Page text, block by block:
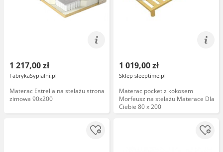
1 217,00 zł
FabrykaSypialni.pl
Materac Estrella na stelażu strona
zimowa 90x200
1 019,00 zł
Sklep sleeptime.pl
Materac pocket z kokosem
Morfeusz na stelażu Materace Dla
Ciebie 80 x 200